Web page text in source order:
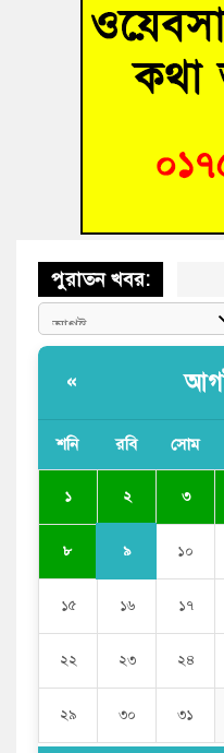
“স্পেশাল ট্রাইব্যুনালে জুলাই
ছাড়বে না-সাক্কু
ভাষা সৈনিক অজিত গুহ
‘হাসিনাকে ফেরাতে তৎপরতা’
পুরাতন খবর:
«
শনি রবি সোম
১ ২ ৩
৮ ৯ ১০
১৫ ১৬ ১৭
২২ ২৩ ২৪
২৯ ৩০ ৩১